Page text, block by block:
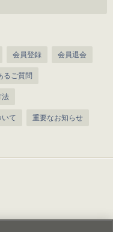
会員登録 会員退会
るご質問
法
いて 重要なお知らせ